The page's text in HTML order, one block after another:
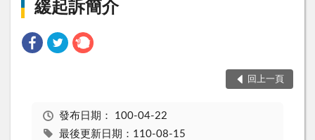
緩起訴簡介
回上一頁
發布日期： 100-04-22
最後更新日期：110-08-15